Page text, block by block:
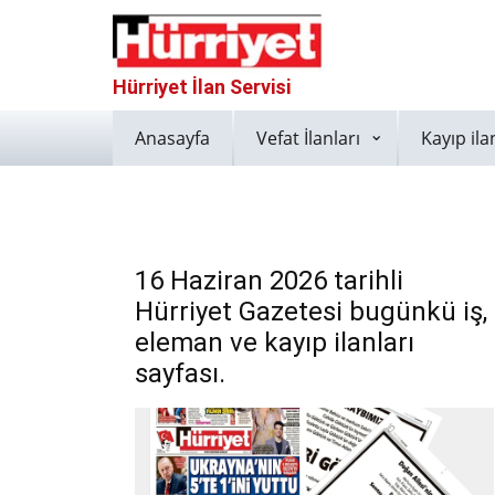
Hürriyet İlan Servisi
Anasayfa Vefat İlanları Kayıp
16 Haziran 2026 tarihli
Hürriyet Gazetesi bugünkü iş,
eleman ve kayıp ilanları
sayfası.